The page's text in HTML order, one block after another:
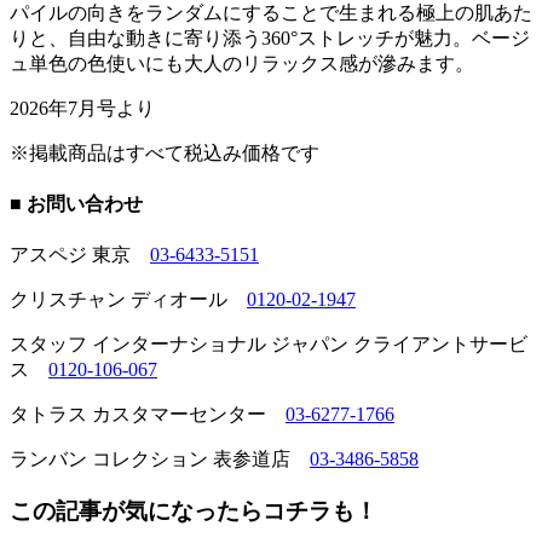
パイルの向きをランダムにすることで生まれる極上の肌あた
りと、自由な動きに寄り添う360°ストレッチが魅力。ベージ
ュ単色の色使いにも大人のリラックス感が滲みます。
2026年7月号より
※掲載商品はすべて税込み価格です
■ お問い合わせ
アスペジ 東京 03-6433-5151
クリスチャン ディオール 0120-02-1947
スタッフ インターナショナル ジャパン クライアントサービ
ス 0120-106-067
タトラス カスタマーセンター 03-6277-1766
ランバン コレクション 表参道店 03-3486-5858
この記事が気になったらコチラも！